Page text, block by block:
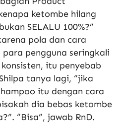
ketombe hilang
SELALU 100%?”
pola dan cara
pengguna seringkali
itu penyebab
tanya lagi, “jika
itu dengan cara
dia bebas ketombe
“Bisa”, jawab RnD.